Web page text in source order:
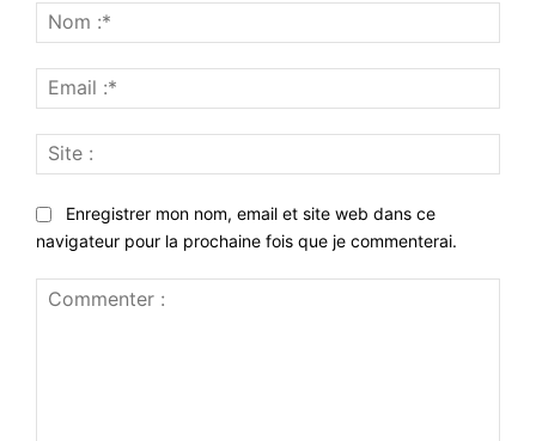
:*
:*
:
Enregistrer mon nom, email et site web dans ce
navigateur pour la prochaine fois que je commenterai.